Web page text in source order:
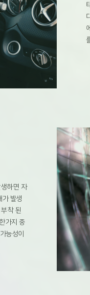
하면 자
발생
착 된
가지 중
능성이